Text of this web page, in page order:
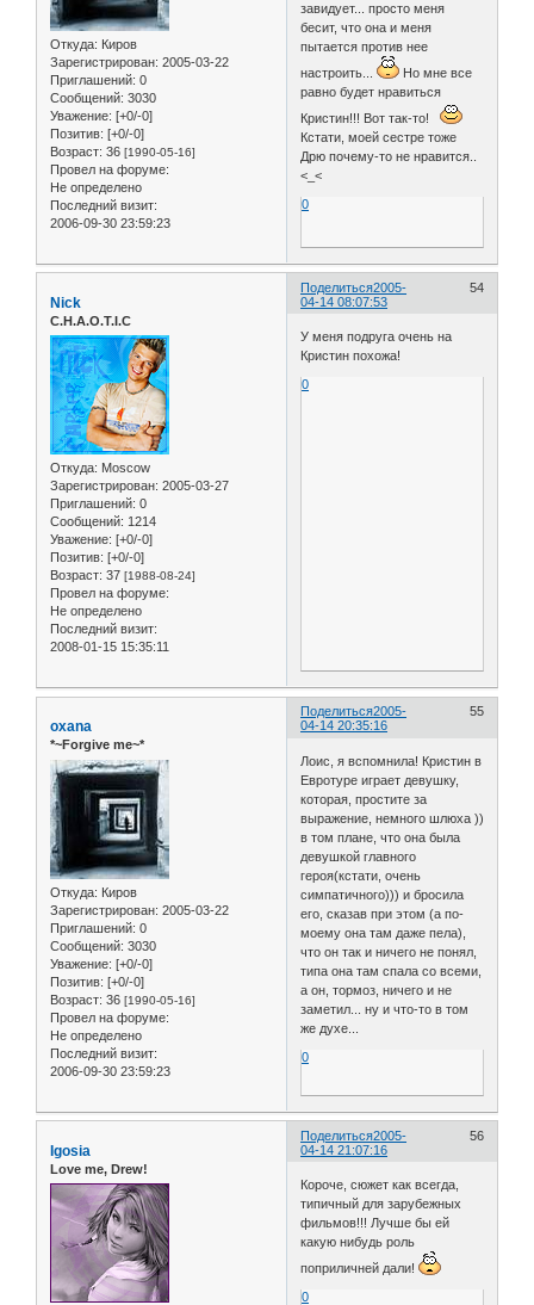
Откуда: Киров
Зарегистрирован: 2005-03-22
Приглашений: 0
Сообщений: 3030
Уважение: [+0/-0]
Позитив: [+0/-0]
Возраст: 36 [1990-05-16]
Провел на форуме:
Не определено
Последний визит:
2006-09-30 23:59:23
завидует... просто меня
бесит, что она и меня
пытается против нее
настроить...
Но мне все
равно будет нравиться
Кристин!!! Вот так-то!
Кстати, моей сестре тоже
Дрю почему-то не нравится..
<_<
0
Поделиться 54
2005-
04-14 08:07:53
Nick
C.H.A.O.T.I.C
Откуда: Moscow
Зарегистрирован: 2005-03-27
Приглашений: 0
Сообщений: 1214
Уважение: [+0/-0]
Позитив: [+0/-0]
Возраст: 37 [1988-08-24]
Провел на форуме:
Не определено
Последний визит:
2008-01-15 15:35:11
У меня подруга очень на
Кристин похожа!
0
Поделиться 55
2005-
04-14 20:35:16
oxana
*~Forgive me~*
Откуда: Киров
Зарегистрирован: 2005-03-22
Приглашений: 0
Сообщений: 3030
Уважение: [+0/-0]
Позитив: [+0/-0]
Возраст: 36 [1990-05-16]
Провел на форуме:
Не определено
Последний визит:
2006-09-30 23:59:23
Лоис, я вспомнила! Кристин в
Евротуре играет девушку,
которая, простите за
выражение, немного шлюха ))
в том плане, что она была
девушкой главного
героя(кстати, очень
симпатичного))) и бросила
его, сказав при этом (а по-
моему она там даже пела),
что он так и ничего не понял,
типа она там спала со всеми,
а он, тормоз, ничего и не
заметил... ну и что-то в том
же духе...
0
Поделиться 56
2005-
04-14 21:07:16
Igosia
Love me, Drew!
Короче, сюжет как всегда,
типичный для зарубежных
фильмов!!! Лучше бы ей
какую нибудь роль
поприличней дали!
0